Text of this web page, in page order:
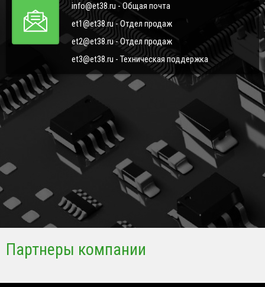
info@et38.ru - Общая почта
et1@et38.ru - Отдел продаж
et2@et38.ru - Отдел продаж
et3@et38.ru - Техническая поддержка
Партнеры компании